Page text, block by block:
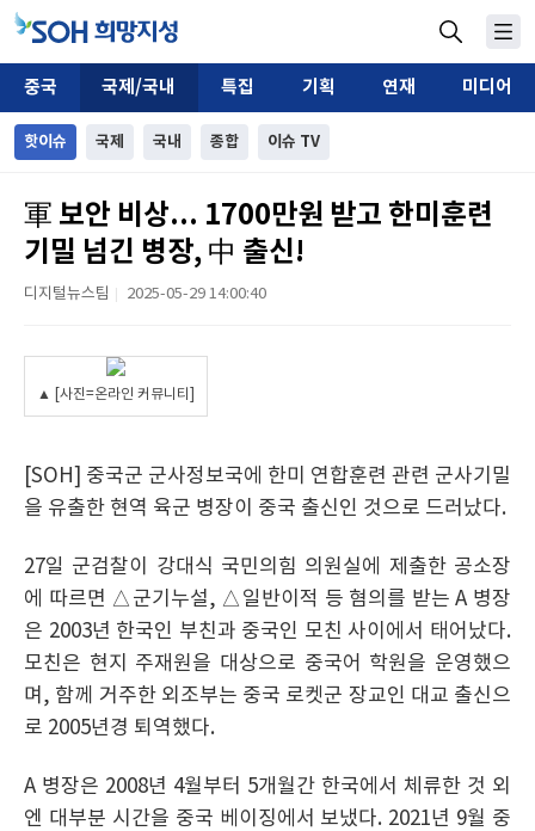
중국 국제/국내 특집 기획 연재 미디어
핫이슈 국제 국내 종합 이슈 TV
軍 보안 비상... 1700만원 받고 한미훈련
기밀 넘긴 병장, 中 출신!
디지털뉴스팀 2025-05-29 14:00:40
▲ [사진=온라인 커뮤니티]
[SOH] 중국군 군사정보국에 한미 연합훈련 관련 군사기밀
을 유출한 현역 육군 병장이 중국 출신인 것으로 드러났다.
27일 군검찰이 강대식 국민의힘 의원실에 제출한 공소장
에 따르면 △군기누설, △일반이적 등 혐의를 받는 A 병장
은 2003년 한국인 부친과 중국인 모친 사이에서 태어났다.
모친은 현지 주재원을 대상으로 중국어 학원을 운영했으
며, 함께 거주한 외조부는 중국 로켓군 장교인 대교 출신으
로 2005년경 퇴역했다.
A 병장은 2008년 4월부터 5개월간 한국에서 체류한 것 외
엔 대부분 시간을 중국 베이징에서 보냈다. 2021년 9월 중